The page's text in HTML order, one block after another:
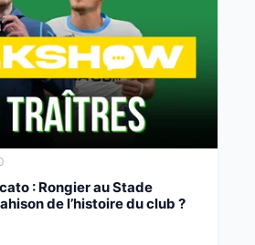
: Rongier au Stade
de l’histoire du club ?